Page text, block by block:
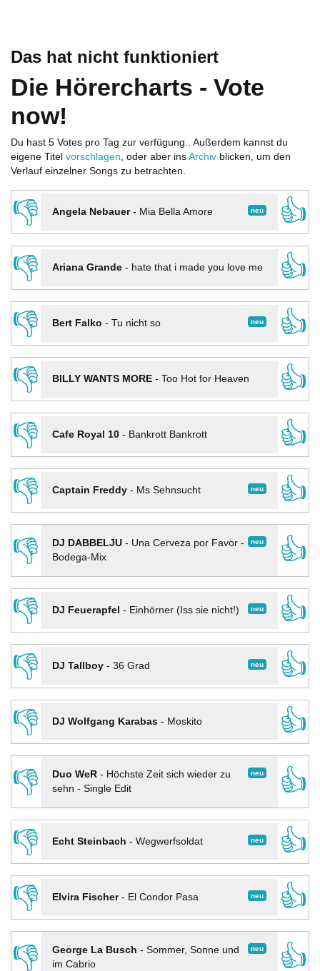
Das hat nicht funktioniert
Die Hörercharts - Vote
now!
Du hast 5 Votes pro Tag zur verfügung.. Außerdem kannst du
eigene Titel vorschlagen, oder aber ins Archiv blicken, um den
Verlauf einzelner Songs zu betrachten.
👎 neu
Angela Nebauer- Mia Bella Amore
👍
👎
Ariana Grande- hate that i made you love me
👍
👎
neu
Bert Falko - Tu nicht so
👍
👎
BILLY WANTS MORE- Too Hot for Heaven
👍
👎
Cafe Royal 10- Bankrott Bankrott
👍
👎
neu
Captain Freddy- Ms Sehnsucht
👍
👎
neu
DJ DABBELJU- Una Cerveza por Favor -
Bodega-Mix
👍
👎
neu
DJ Feuerapfel - Einhörner (Iss sie nicht!)
👍
👎
neu
DJ Tallboy- 36 Grad
👍
👎
DJ Wolfgang Karabas- Moskito
👍
👎
neu
Duo WeR- Höchste Zeit sich wieder zu
sehn - Single Edit
👍
👎
neu
Echt Steinbach - Wegwerfsoldat
👍
👎
neu
Elvira Fischer- El Condor Pasa
👍
👎
neu
George La Busch - Sommer, Sonne und
im Cabrio
👍